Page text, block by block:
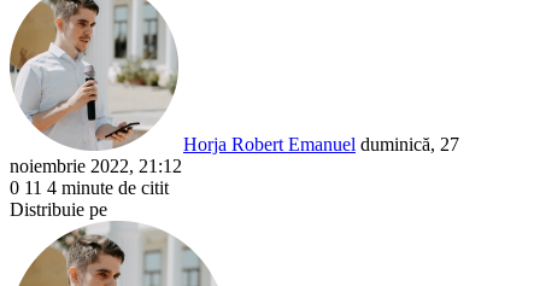
Horja Robert Emanuel duminică, 27
noiembrie 2022, 21:12
0 11 4 minute de citit
Facebook
X
LinkedIn
Pinterest
Reddit
WhatsApp
Telegram
Share
Email
Distribuie pe
Facebook
LinkedIn
Pinterest
Email